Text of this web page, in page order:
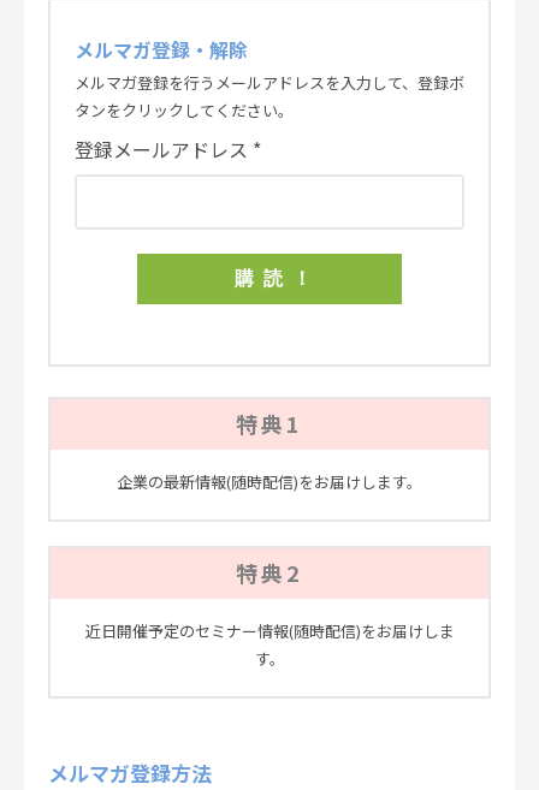
メルマガ登録・解除
メルマガ登録を行うメールアドレスを入力して、登録ボ
タンをクリックしてください。
登録メールアドレス *
特典1
企業の最新情報(随時配信)をお届けします。
特典2
近日開催予定のセミナー情報(随時配信)をお届けしま
す。
メルマガ登録方法